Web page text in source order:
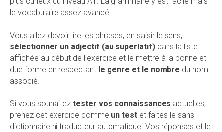
le vocabulaire assez avancé.
Vous allez devoir lire les phrases, en saisir le sens,
sélectionner un adjectif (au superlatif) dans la liste
affichée au début de l'exercice et le mettre à la bonne et
due forme en respectant le genre et le nombre du nom
associé.
Si vous souhaitez tester vos connaissances actuelles,
prenez cet exercice comme un test et faites-le sans
dictionnaire ni traducteur automatique. Vos réponses et le